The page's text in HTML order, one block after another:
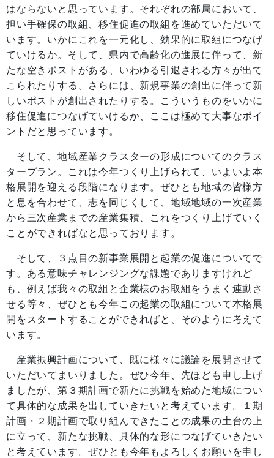
はならないと思っています。それぞれの部局において、
担い手確保の取組、移住促進の取組を進めていただいて
います。いかにこれを一元化し、効果的に取組につなげ
ていけるか。そして、県内で高齢化の進展に伴って、新
たな空きポストがある、いわゆる引退される方々が出て
こられたりする。さらには、新規事業の創出に伴って新
しいポストが創出されたりする。こういうものをいかに
移住促進につなげていけるか、ここは極めて大事なポイ
ントだと思っています。
そして、地域産業クラスターの形成についてのクラス
タープラン。これは今年つくり上げられて、いよいよ本
格展開を迎える段階になります。ぜひとも地域の皆様方
と息を合わせて、志を同じくして、地域地域の一次産業
から三次産業までの産業集積、これをつくり上げていく
ことができればなと思っております。
そして、３点目の新事業展開と起業の促進についてで
す。ある意味チャレンジングな課題でありますけれど
も、例えば我々の取組と企業様のお取組をうまく連動さ
せる等々、ぜひとも今年この起業の取組について本格展
開をスタートすることができればと、そのように考えて
います。
産業振興計画について、既に様々に議論を展開させて
いただいてまいりました。ぜひ今年、先ほども申し上げ
ましたが、第３期計画で新たに挑戦を始めた地域につい
て具体的な成果を出していきたいと考えています。１期
計画・２期計画で取り組んできたことの成果の土台の上
に立って、新たな挑戦、具体的な形につなげていきたい
と考えています。ぜひとも今年もよろしくお願いを申し